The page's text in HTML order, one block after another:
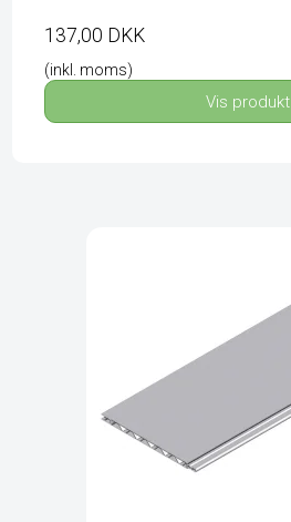
137,00 DKK
(inkl. moms)
Vis produkt